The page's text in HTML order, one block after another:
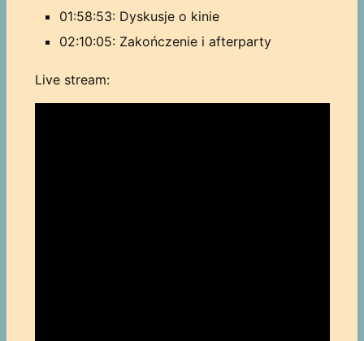
01:58:53: Dyskusje o kinie
02:10:05: Zakończenie i afterparty
Live stream: